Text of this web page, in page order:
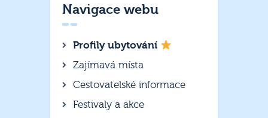
Navigace webu
Profily ubytování
Zajímavá místa
Cestovatelské informace
Festivaly a akce